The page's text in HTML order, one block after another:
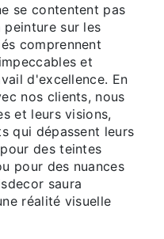
se contentent pas
sur les
comprennent
et
d'excellence. En
nos clients, nous
et leurs visions,
qui dépassent leurs
des teintes
pour des nuances
saura
réalité visuelle